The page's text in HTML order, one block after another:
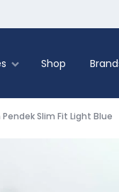
Shop
Slim Fit Light Blue